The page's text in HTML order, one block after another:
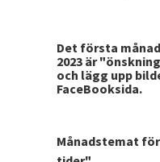
Det första
2023 är
och lägg upp
FaceBooksida.
Månadstemat